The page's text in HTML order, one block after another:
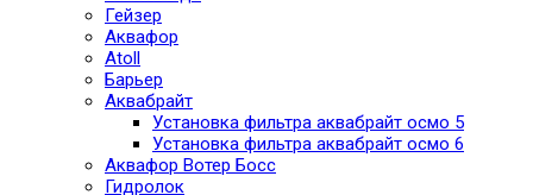
Гейзер
Аквафор
Atoll
Барьер
Аквабрайт
Установка фильтра аквабрайт осмо 5
Установка фильтра аквабрайт осмо 6
Аквафор Вотер Босс
Гидролок